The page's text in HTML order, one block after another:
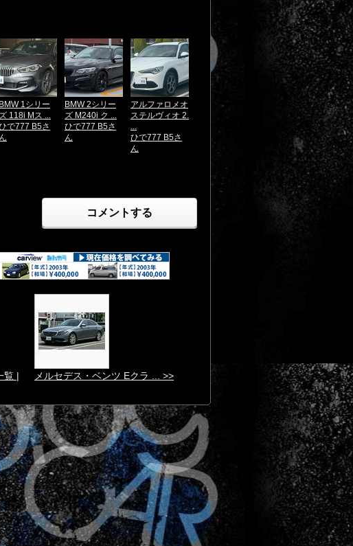
BMW 1シリー
ズ 118i Mス ...
で777 B5さ
ん
BMW 2シリー
ズ M240i ク ...
ひで777 B5さ
ん
アルファロメオ
ステルヴィオ 2.
ひで777 B5さ
ん
コメントする
覧 | メルセデス・ベンツ Eクラ ... >>